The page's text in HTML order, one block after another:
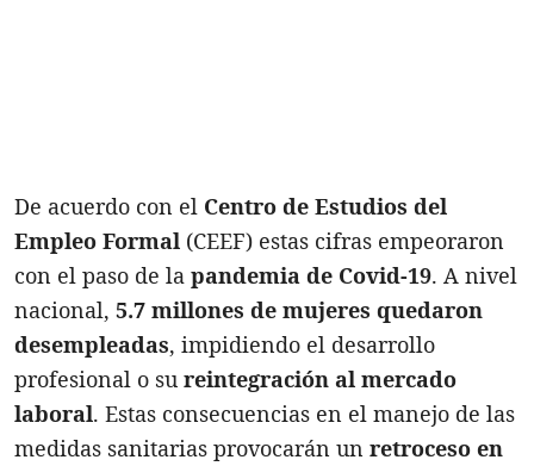
De acuerdo con el Centro de Estudios del
Empleo Formal (CEEF) estas cifras empeoraron
con el paso de la pandemia de Covid-19. A nivel
nacional, 5.7 millones de mujeres quedaron
desempleadas, impidiendo el desarrollo
profesional o su reintegración al mercado
laboral. Estas consecuencias en el manejo de las
medidas sanitarias provocarán un retroceso en